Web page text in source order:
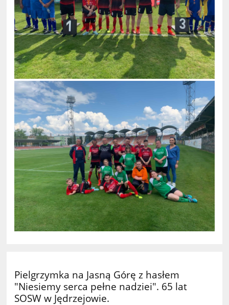
Pielgrzymka na Jasną Górę z hasłem
"Niesiemy serca pełne nadziei". 65 lat
SOSW w Jędrzejowie.